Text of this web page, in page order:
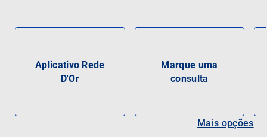
Aplicativo Rede
D'Or
Marque uma
consulta
Mais opções